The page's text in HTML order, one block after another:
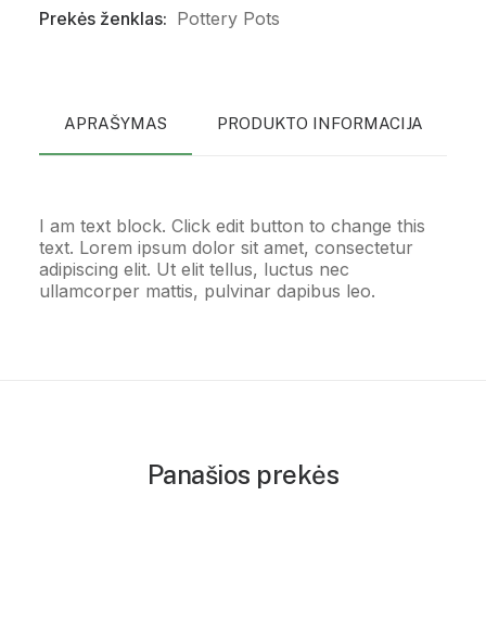
Prekės ženklas: Pottery Pots
APRAŠYMAS PRODUKTO INFORMACIJA
I am text block. Click edit button to change this
text. Lorem ipsum dolor sit amet, consectetur
adipiscing elit. Ut elit tellus, luctus nec
ullamcorper mattis, pulvinar dapibus leo.
Panašios prekės